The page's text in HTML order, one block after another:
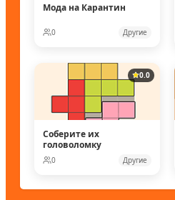
Мода на Карантин
0 Другие
0.0
Соберите их
головоломку
0 Другие